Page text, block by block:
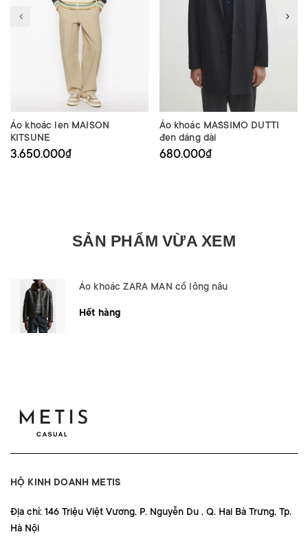
Áo khoác len MAISON
KITSUNE
3.650.000₫
Áo khoác MASSIMO DUTTI
đen dáng dài
680.000₫
SẢN PHẨM VỪA XEM
Áo khoác ZARA MAN cổ lông nâu
Hết hàng
HỘ KINH DOANH METIS
Địa chỉ: 146 Triệu Việt Vương, P. Nguyễn Du , Q. Hai Bà Trưng, Tp.
Hà Nội